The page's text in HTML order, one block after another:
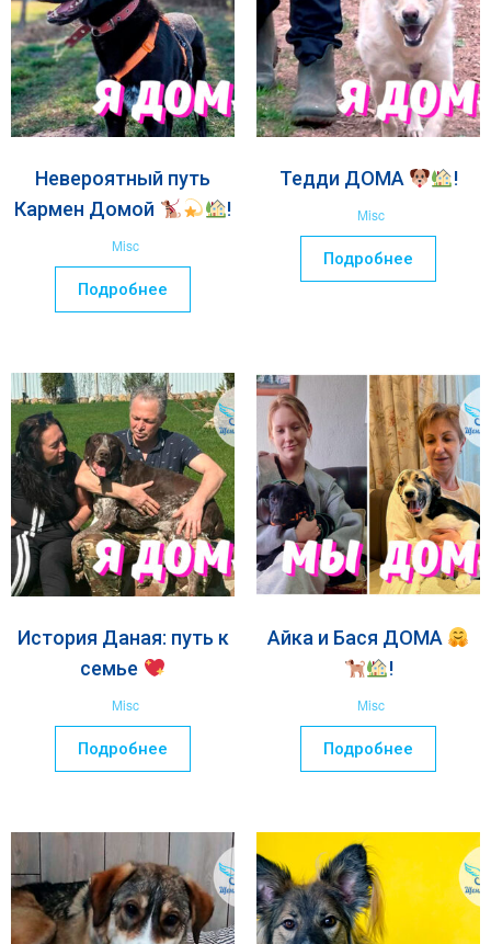
Невероятный путь
Кармен Домой
!
Misc
Подробнее
Тедди ДОМА !
Misc
Подробнее
История Даная: путь к
семье
Misc
Подробнее
Айка и Бася ДОМА
!
Misc
Подробнее